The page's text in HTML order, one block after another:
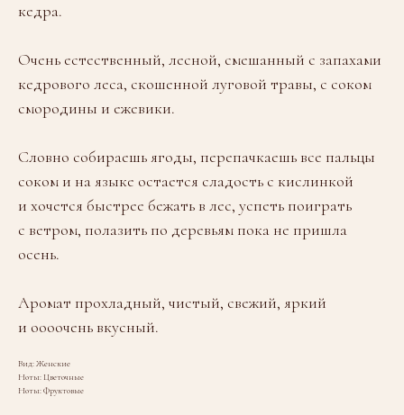
кедра.
Очень естественный, лесной, смешанный с запахами
кедрового леса, скошенной луговой травы, с соком
смородины и ежевики.
Словно собираешь ягоды, перепачкаешь все пальцы
соком и на языке остается сладость с кислинкой
и хочется быстрее бежать в лес, успеть поиграть
с ветром, полазить по деревьям пока не пришла
осень.
Аромат прохладный, чистый, свежий, яркий
и оооочень вкусный.
Вид: Женские
Ноты: Цветочные
Ноты: Фруктовые